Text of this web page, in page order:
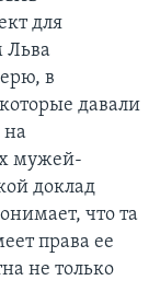
для
Льва
в
давали
на
мужей-
доклад
что та
права ее
не только